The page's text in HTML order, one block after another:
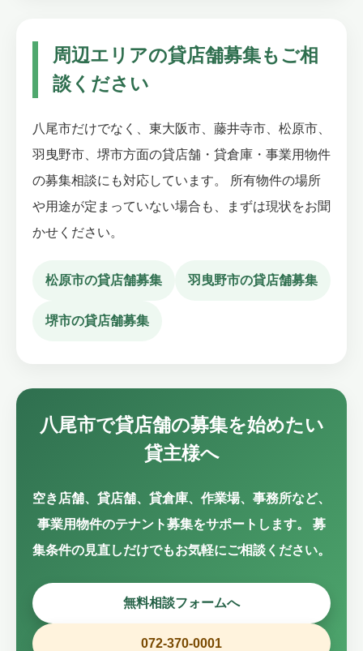
周辺エリアの貸店舗募集もご相
談ください
八尾市だけでなく、東大阪市、藤井寺市、松原市、
羽曳野市、堺市方面の貸店舗・貸倉庫・事業用物件
の募集相談にも対応しています。 所有物件の場所
や用途が定まっていない場合も、まずは現状をお聞
かせください。
松原市の貸店舗募集 羽曳野市の貸店舗募集
堺市の貸店舗募集
八尾市で貸店舗の募集を始めたい
貸主様へ
空き店舗、貸店舗、貸倉庫、作業場、事務所など、
事業用物件のテナント募集をサポートします。 募
集条件の見直しだけでもお気軽にご相談ください。
無料相談フォームへ
072-370-0001